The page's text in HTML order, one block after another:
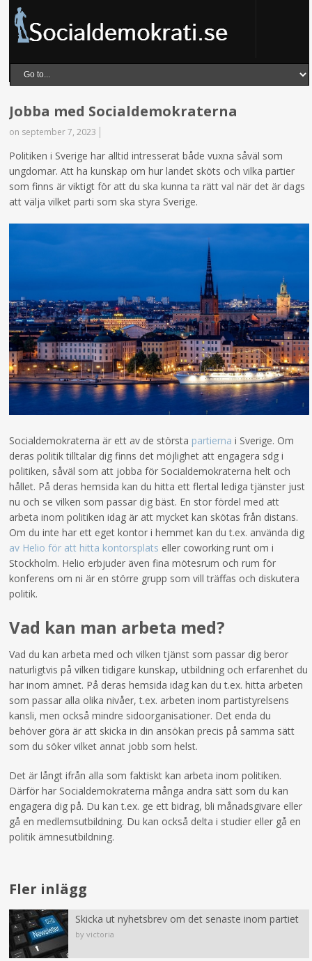
Jobba med Socialdemokraterna
on september 7, 2023
Politiken i Sverige har alltid intresserat både vuxna såväl som
ungdomar. Att ha kunskap om hur landet sköts och vilka partier
som finns är viktigt för att du ska kunna ta rätt val när det är dags
att välja vilket parti som ska styra Sverige.
Socialdemokraterna är ett av de största partierna i Sverige. Om
deras politik tilltalar dig finns det möjlighet att engagera sdg i
politiken, såväl som att jobba för Socialdemokraterna helt och
hållet. På deras hemsida kan du hitta ett flertal lediga tjänster just
nu och se vilken som passar dig bäst. En stor fördel med att
arbeta inom politiken idag är att mycket kan skötas från distans.
Om du inte har ett eget kontor i hemmet kan du t.ex. använda dig
av Helio för att hitta kontorsplats eller coworking runt om i
Stockholm. Helio erbjuder även fina mötesrum och rum för
konferens om ni är en större grupp som vill träffas och diskutera
politik.
Vad kan man arbeta med?
Vad du kan arbeta med och vilken tjänst som passar dig beror
naturligtvis på vilken tidigare kunskap, utbildning och erfarenhet du
har inom ämnet. På deras hemsida idag kan du t.ex. hitta arbeten
som passar alla olika nivåer, t.ex. arbeten inom partistyrelsens
kansli, men också mindre sidoorganisationer. Det enda du
behöver göra är att skicka in din ansökan precis på samma sätt
som du söker vilket annat jobb som helst.
Det är långt ifrån alla som faktiskt kan arbeta inom politiken.
Därför har Socialdemokraterna många andra sätt som du kan
engagera dig på. Du kan t.ex. ge ett bidrag, bli månadsgivare eller
gå en medlemsutbildning. Du kan också delta i studier eller gå en
politik ämnesutbildning.
Fler inlägg
Skicka ut nyhetsbrev om det senaste inom partiet
by victoria